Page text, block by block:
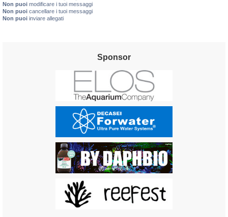
Non puoi modificare i tuoi messaggi
Non puoi cancellare i tuoi messaggi
Non puoi inviare allegati
Sponsor